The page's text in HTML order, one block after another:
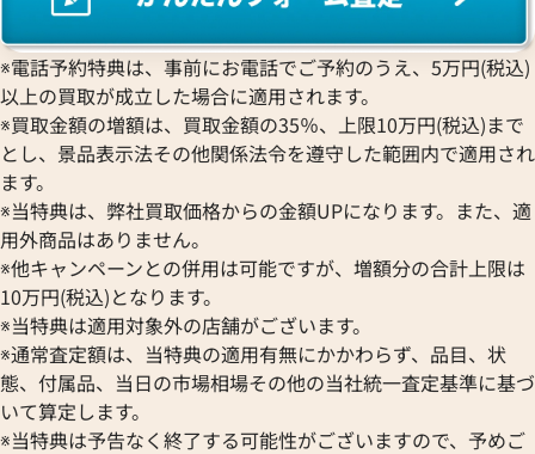
※2022年2月27日時点の参考
ィデンツァ L2.643.8 PG/レ
ロンジン エヴィデンツァ
※電話予約特典は、事前にお電話でご予約のうえ、5万円(税込)
以上の買取が成立した場合に適用されます。
※買取金額の増額は、買取金額の35％、上限10万円(税込)まで
とし、景品表示法その他関係法令を遵守した範囲内で適用され
ます。
※当特典は、弊社買取価格からの金額UPになります。また、適
用外商品はありません。
※他キャンペーンとの併用は可能ですが、増額分の合計上限は
10万円(税込)となります。
※当特典は適用対象外の店舗がございます。
※通常査定額は、当特典の適用有無にかかわらず、品目、状
態、付属品、当日の市場相場その他の当社統一査定基準に基づ
いて算定します。
※当特典は予告なく終了する可能性がございますので、予めご